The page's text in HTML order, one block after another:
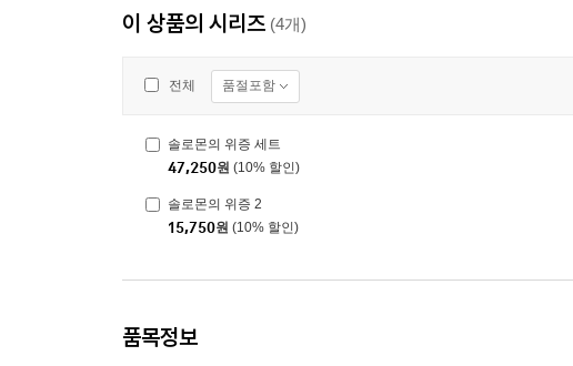
이 상품의 시리즈 (4개)
전체 품절포함
솔로몬의 위증 세트
47,250원 (10% 할인)
솔로몬의 위증 2
15,750원 (10% 할인)
품목정보